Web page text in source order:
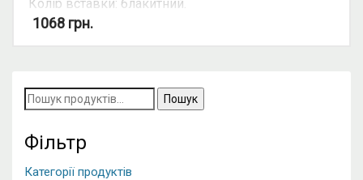
Колір вставки: блакитний.
Ціна ланцюгів та браслетів може залежити від
їхньої ваги. Уточнюйте ціну на ту чи іншу вагу та
1068 грн.
Пошук
за
запитом:
Фільтр
Категорії продуктів